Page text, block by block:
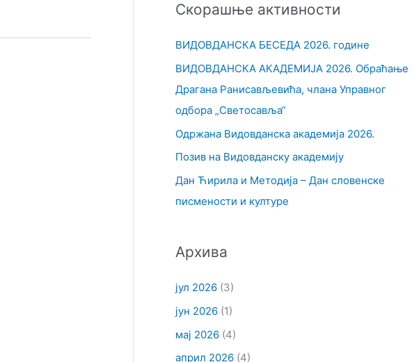
т
р
а
:
Скорашње активности
ВИДОВДАНСКА БЕСЕДА 2026. године
ВИДОВДАНСКА АКАДЕМИЈА 2026. Обраћање
Драгана Ранисављевића, члана Управног
одбора „Светосавља“
Одржана Видовданска академија 2026.
Позив на Видовданску академију
Дан Ћирила и Методија – Дан словенске
писмености и културе
Архива
јул 2026(3)
јун 2026(1)
мај 2026(4)
април 2026(4)